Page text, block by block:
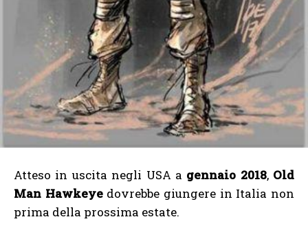
Atteso in uscita negli USA a gennaio 2018, Old
Man Hawkeyedovrebbe giungere in Italia non
prima della prossima estate.